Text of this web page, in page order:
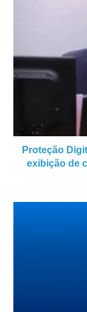
Proteção
exibição de